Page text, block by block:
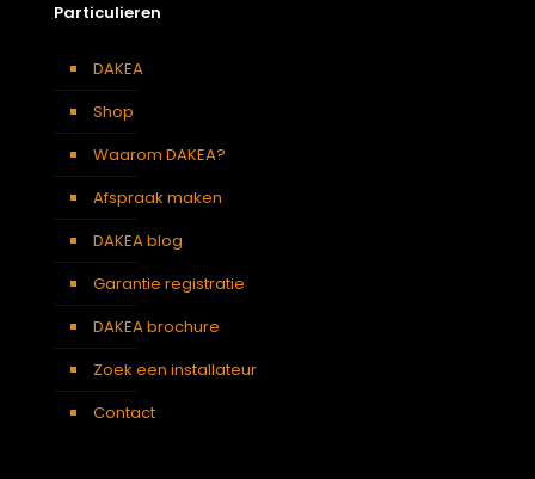
Particulieren
DAKEA
Shop
Waarom DAKEA?
Afspraak maken
DAKEA blog
Garantie registratie
DAKEA brochure
Zoek een installateur
Contact